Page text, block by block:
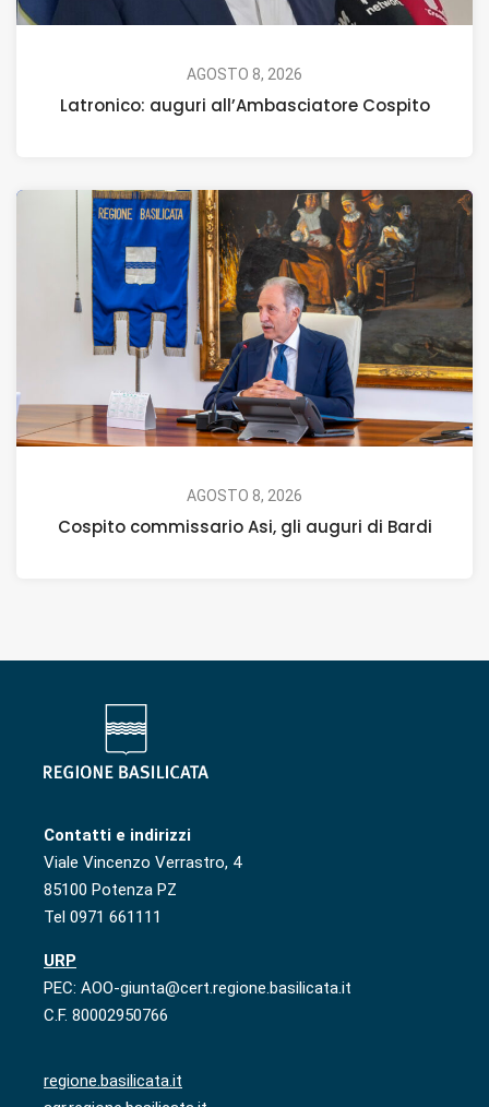
AGOSTO 8, 2026
Latronico: auguri all’Ambasciatore Cospito
AGOSTO 8, 2026
Cospito commissario Asi, gli auguri di Bardi
Contatti e indirizzi
Viale Vincenzo Verrastro, 4
85100 Potenza PZ
Tel 0971 661111
URP
PEC: AOO-giunta@cert.regione.basilicata.it
C.F. 80002950766
regione.basilicata.it